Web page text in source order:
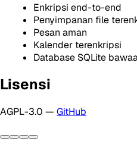
Enkripsi end-to-end
Penyimpanan file
Pesan aman
Kalender terenkripsi
Database SQLite
Lisensi
AGPL-3.0 — GitHub